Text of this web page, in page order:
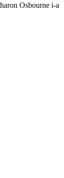
Osbourne i-a